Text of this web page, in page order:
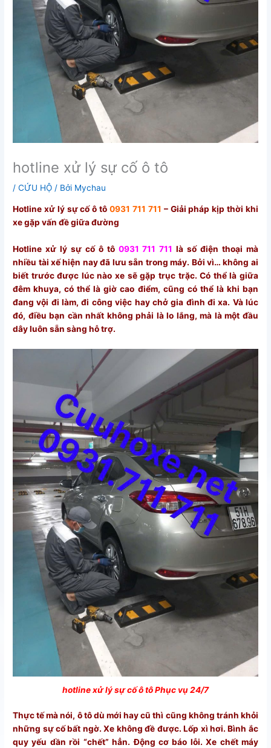
hotline xử lý sự cố ô tô
/CỨU HỘ / Bởi Mychau
Hotline xử lý sự cố ô tô0931 711 711 – Giải pháp kịp thời khi
xe gặp vấn đề giữa đường
Hotline xử lý sự cố ô tô 0931 711 711 là số điện thoại mà
nhiều tài xế hiện nay đã lưu sẵn trong máy. Bởi vì… không ai
biết trước được lúc nào xe sẽ gặp trục trặc. Có thể là giữa
đêm khuya, có thể là giờ cao điểm, cũng có thể là khi bạn
đang vội đi làm, đi công việc hay chở gia đình đi xa. Và lúc
đó, điều bạn cần nhất không phải là lo lắng, mà là một đầu
dây luôn sẵn sàng hỗ trợ.
hotline xử lý sự cố ô tô Phục vụ 24/7
Thực tế mà nói, ô tô dù mới hay cũ thì cũng không tránh khỏi
những sự cố bất ngờ. Xe không đề được. Lốp xì hơi. Bình ắc
quy yếu dần rồi “chết” hẳn. Động cơ báo lỗi. Xe chết máy